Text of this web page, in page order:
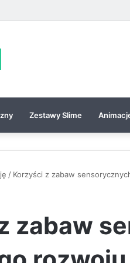
Zestawy Slime
/ Korzyści z zabaw
zabaw